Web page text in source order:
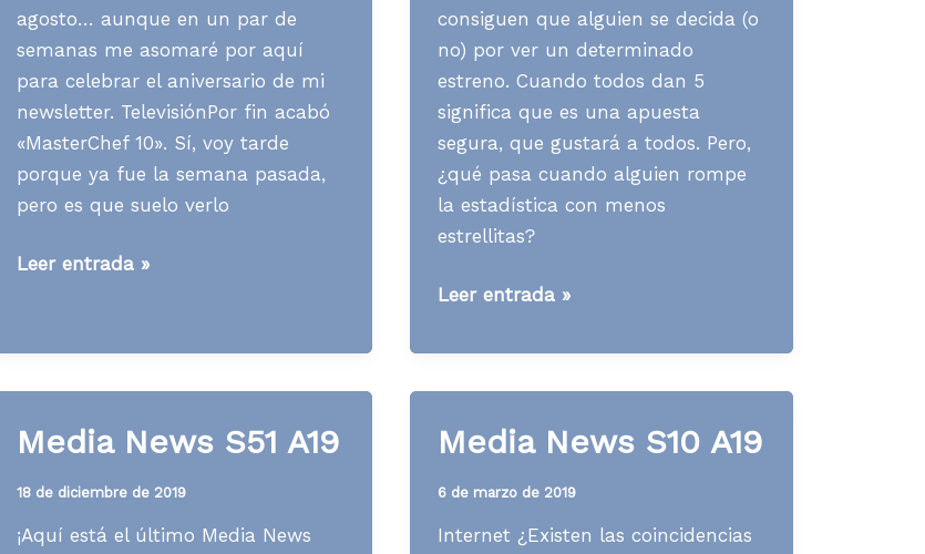
agosto… aunque en un par de
semanas me asomaré por aquí
para celebrar el aniversario de mi
newsletter. TelevisiónPor fin acabó
«MasterChef 10». Sí, voy tarde
porque ya fue la semana pasada,
pero es que suelo verlo
Media
A22
Leer entrada »
consiguen que alguien se decida (o
no) por ver un determinado
estreno. Cuando todos dan 5
significa que es una apuesta
segura, que gustará a todos. Pero,
¿qué pasa cuando alguien rompe
la estadística con menos
estrellitas?
Media
S24
A20
Leer entrada »
Media News S51 A19
18 de diciembre de 2019
¡Aquí está el último Media News
Media News S10 A19
6 de marzo de 2019
Internet ¿Existen las coincidencias